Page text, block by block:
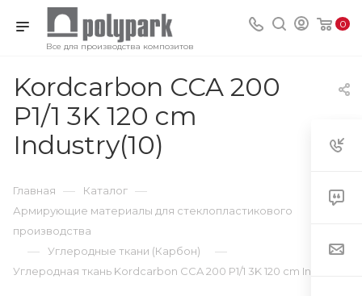
Все для производства композитов
0
Kordcarbon CCA 200
P1/1 3K 120 cm
Industry(10)
Главная — Каталог —
Армирующие материалы для стеклопластикового
производства
— Углеродные ткани (Карбон) —
Углеродная ткань Kordcarbon CCA 200 P1/1 3K 120 cm Industry